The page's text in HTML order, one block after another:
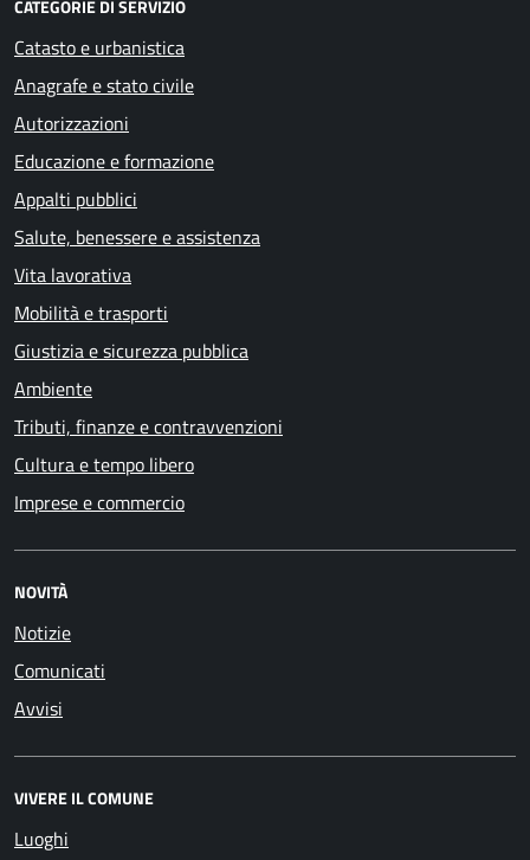
CATEGORIE DI SERVIZIO
Catasto e urbanistica
Anagrafe e stato civile
Autorizzazioni
Educazione e formazione
Appalti pubblici
Salute, benessere e assistenza
Vita lavorativa
Mobilità e trasporti
Giustizia e sicurezza pubblica
Ambiente
Tributi, finanze e contravvenzioni
Cultura e tempo libero
Imprese e commercio
NOVITÀ
Notizie
Comunicati
Avvisi
VIVERE IL COMUNE
Luoghi